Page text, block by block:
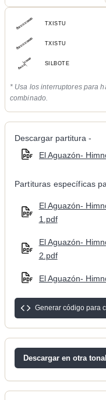
TXISTU
TXISTU
SILBOTE
* Usa los interruptores para
combinado.
Descargar partitura -
El Aguazón-
Partituras específicas
El Aguazón-
1.pdf
El Aguazón-
2.pdf
El Aguazón-
Generar código para
Descargar en otra